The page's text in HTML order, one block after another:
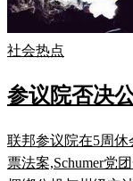
社会热点
参议院否决
联邦参议院在5周休
票法案,Schumer党